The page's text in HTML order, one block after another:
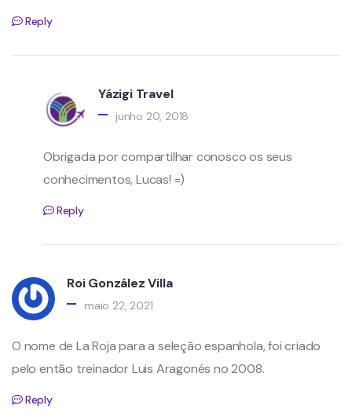
Reply
Yázigi Travel
junho 20, 2018
Obrigada por compartilhar conosco os seus
conhecimentos, Lucas! =)
Reply
Roi González Villa
maio 22, 2021
O nome de La Roja para a seleção espanhola, foi criado
pelo então treinador Luis Aragonés no 2008.
Reply